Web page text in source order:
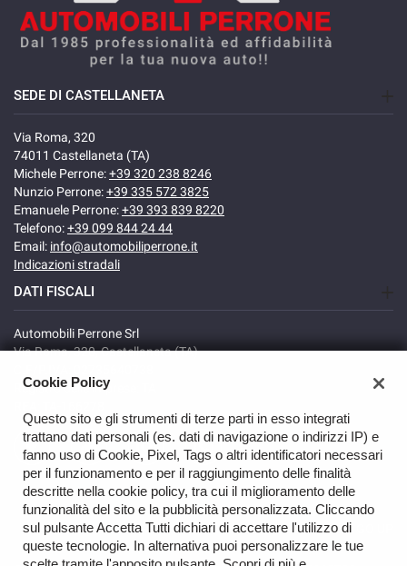
SEDE DI CASTELLANETA
Via Roma, 320
74011 Castellaneta (TA)
Michele Perrone:+39 320 238 8246
Nunzio Perrone:+39 335 572 3825
Emanuele Perrone:+39 393 839 8220
Telefono:+39 099 844 24 44
Email: info@automobiliperrone.it
Indicazioni stradali
DATI FISCALI
Automobili Perrone Srl
Via Roma, 320, Castellaneta (TA)
Registro delle imprese: TA
Cookie Policy
Questo sito e gli strumenti di terze parti in esso integrati
trattano dati personali (es. dati di navigazione o indirizzi IP) e
fanno uso di Cookie, Pixel, Tags o altri identificatori necessari
per il funzionamento e per il raggiungimento delle finalità
descritte nella cookie policy, tra cui il miglioramento delle
funzionalità del sito e la pubblicità personalizzata. Cliccando
sul pulsante Accetta Tutti dichiari di accettare l'utilizzo di
queste tecnologie. In alternativa puoi personalizzare le tue